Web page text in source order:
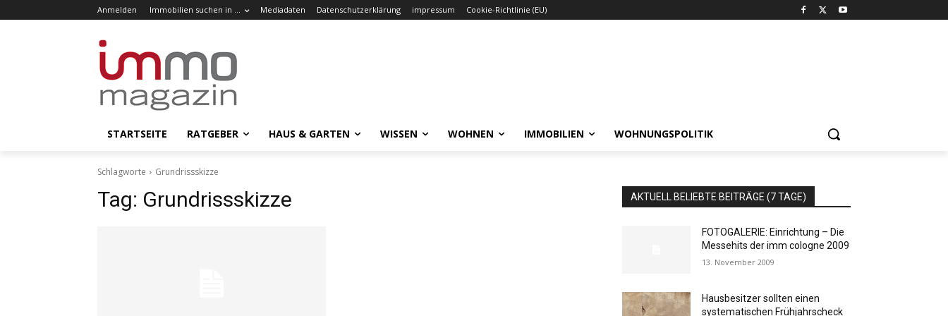
Anmelden Immobilien suchen in … Mediadaten Datenschutzerklärung impressum Cookie-Richtlinie (EU)
STARTSEITE RATGEBER HAUS & GARTEN WISSEN WOHNEN IMMOBILIEN WOHNUNGSPOLITIK
Schlagworte Grundrissskizze
Tag: Grundrissskizze AKTUELL BELIEBTE BEITRÄGE (7 TAGE)
FOTOGALERIE: Einrichtung – Die
Messehits der imm cologne 2009
13. November 2009
Hausbesitzer sollten einen
systematischen Frühjahrscheck